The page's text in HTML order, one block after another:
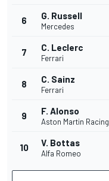
6 G. Russell
Mercedes
7 C. Leclerc
Ferrari
8 C. Sainz
Ferrari
9 F. Alonso
Aston Martin Racing
10 V. Bottas
Alfa Romeo